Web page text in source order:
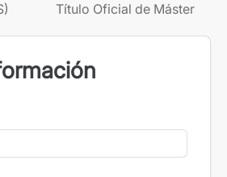
Título Oficial de Máster